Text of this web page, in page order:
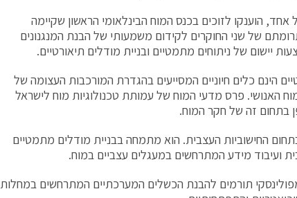
100 אלף דולר כל אחד, הוענקו לזוכים בכנס המוח הבינלאומי הראשון שקיימה
של שני החוקרים לקידום משמעותי של הבנת המנגנונים
יישום של ניתוחים מתמטיים ובניית מודלים תיאורטיים.
הינם כלים חיוניים המסייעים בהגדרת המורכבות העצומה של
האנושי. פרס מדעי המוח של עמותת טכנולוגיות מוח לישראל
בתחום החישוביות העצבית. הוא מתמחה בבניית מודלים מתמטיים
ועיבוד מידע המתרחשים במעגלים עצביים במוח.
תורמים להבנת הכשלים המערכתיים המתרחשים במחלות